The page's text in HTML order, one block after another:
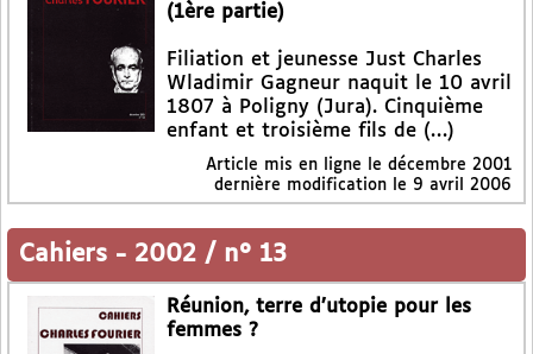
(1ère partie)
Filiation et jeunesse Just Charles
Wladimir Gagneur naquit le 10 avril
1807 à Poligny (Jura). Cinquième
enfant et troisième fils de (…)
Article mis en ligne le décembre 2001
dernière modification le 9 avril 2006
Cahiers - 2002 / n° 13
Réunion, terre d’utopie pour les
femmes ?